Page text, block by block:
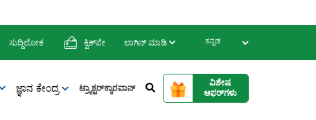
ಸುದ್ದಿಲೋಕ ಕ್ವಿಕ್‌ಪೇ ಲಾಗಿನ್‌ ಮಾಡಿ
ಜ್ಞಾನ ಕೇಂದ್ರ ಟ್ರ್ಯಾಕ್ಟರ್‌ಕ್ಯಾರವಾನ್
ವಿಶೇಷ
ಆಫರ್‌ಗಳು